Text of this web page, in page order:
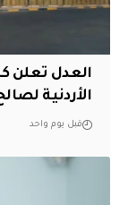
العدل تعلن
الأردنية
قبل يوم واحد